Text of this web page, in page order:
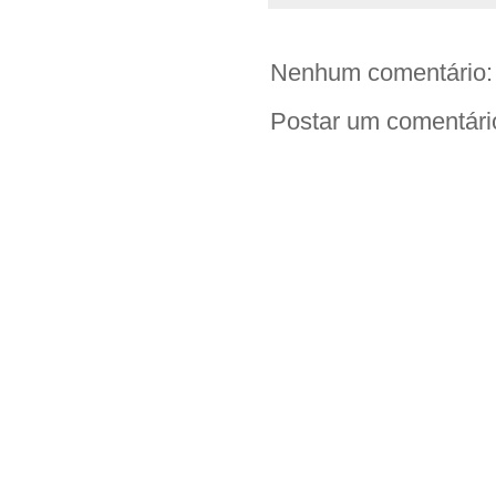
Nenhum comentário:
Postar um